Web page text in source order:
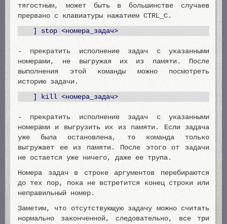
тягостным, может быть в большинстве случаев
прервано с клавиатуры нажатием CTRL_C.
] stop <номера_задач>
- прекратить исполнение задач с указанными
номерами, не выгружая их из памяти. После
выполнения этой команды можно посмотреть
историю задачи.
] kill <номера_задач>
- прекратить исполнение задач с указанными
номерами и выгрузить их из памяти. Если задача
уже была остановлена, то команда только
выгружает ее из памяти. После этого от задачи
не остается уже ничего, даже ее трупа.
Номера задач в строке аргументов перебираются
до тех пор, пока не встретится конец строки или
неправильный номер.
Заметим, что отсутствующую задачу можно считать
нормально законченной, следовательно, все три